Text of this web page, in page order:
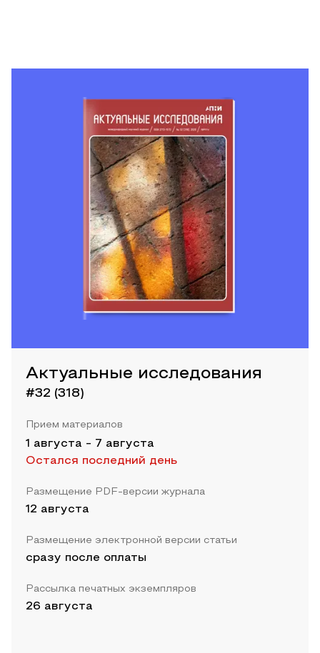
Актуальные исследования
#32 (318)
Прием материалов
1 августа - 7 августа
Остался последний день
Размещение PDF-версии журнала
12 августа
Размещение электронной версии статьи
сразу после оплаты
Рассылка печатных экземпляров
26 августа